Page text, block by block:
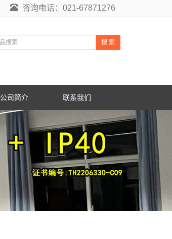
咨询电话：021-67871276
搜 索
公司简介 联系我们